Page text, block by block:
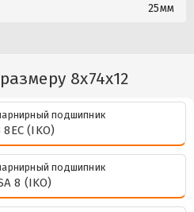
25мм
8x74x12
подшипник
8EC (IKO)
подшипник
8 (IKO)